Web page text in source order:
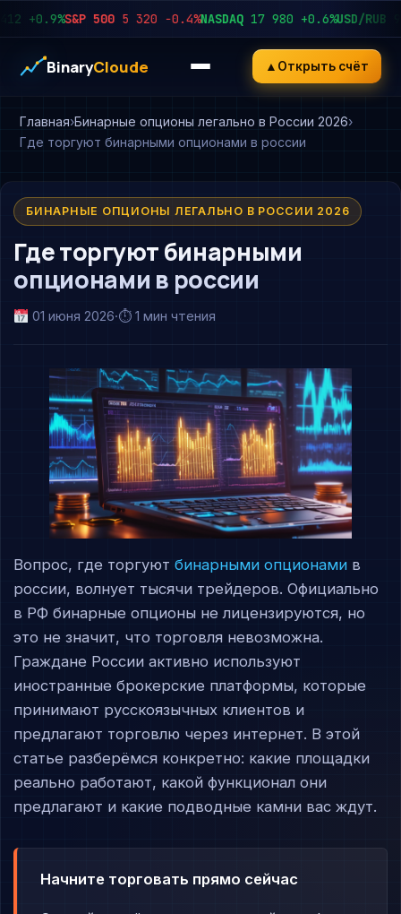
+0.9%S&P 500 5 320 −0.4%NASDAQ 17 980 +0.6%USD/RUB
BinaryCloude ▲ Открыть счёт
Главная Бинарные опционы легально в России 2026
Где торгуют бинарными опционами в россии
БИНАРНЫЕ ОПЦИОНЫ ЛЕГАЛЬНО В РОССИИ 2026
Где торгуют бинарными
опционами в россии
01 июня 2026·⏱ 1 мин чтения
Вопрос, где торгуютбинарными опционами в
россии, волнует тысячи трейдеров. Официально
в РФ бинарные опционы не лицензируются, но
это не значит, что торговля невозможна.
Граждане России активно используют
иностранные брокерские платформы, которые
принимают русскоязычных клиентов и
предлагают торговлю через интернет. В этой
статье разберёмся конкретно: какие площадки
реально работают, какой функционал они
предлагают и какие подводные камни вас ждут.
Начните торговать прямо сейчас